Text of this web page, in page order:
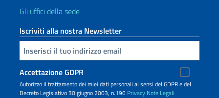
Gli uffici della sede
Iscriviti alla nostra Newsletter
Inserisci la tua email
Accettazione GDPR
Autorizzo il trattamento dei miei dati personali ai sensi del GDPR e del
Decreto Legislativo 30 giugno 2003, n.196 Privacy Note Legali